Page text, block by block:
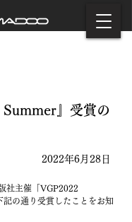
Summer』受賞の
2022年6月28日
社主催「VGP2022
の通り受賞したことをお知